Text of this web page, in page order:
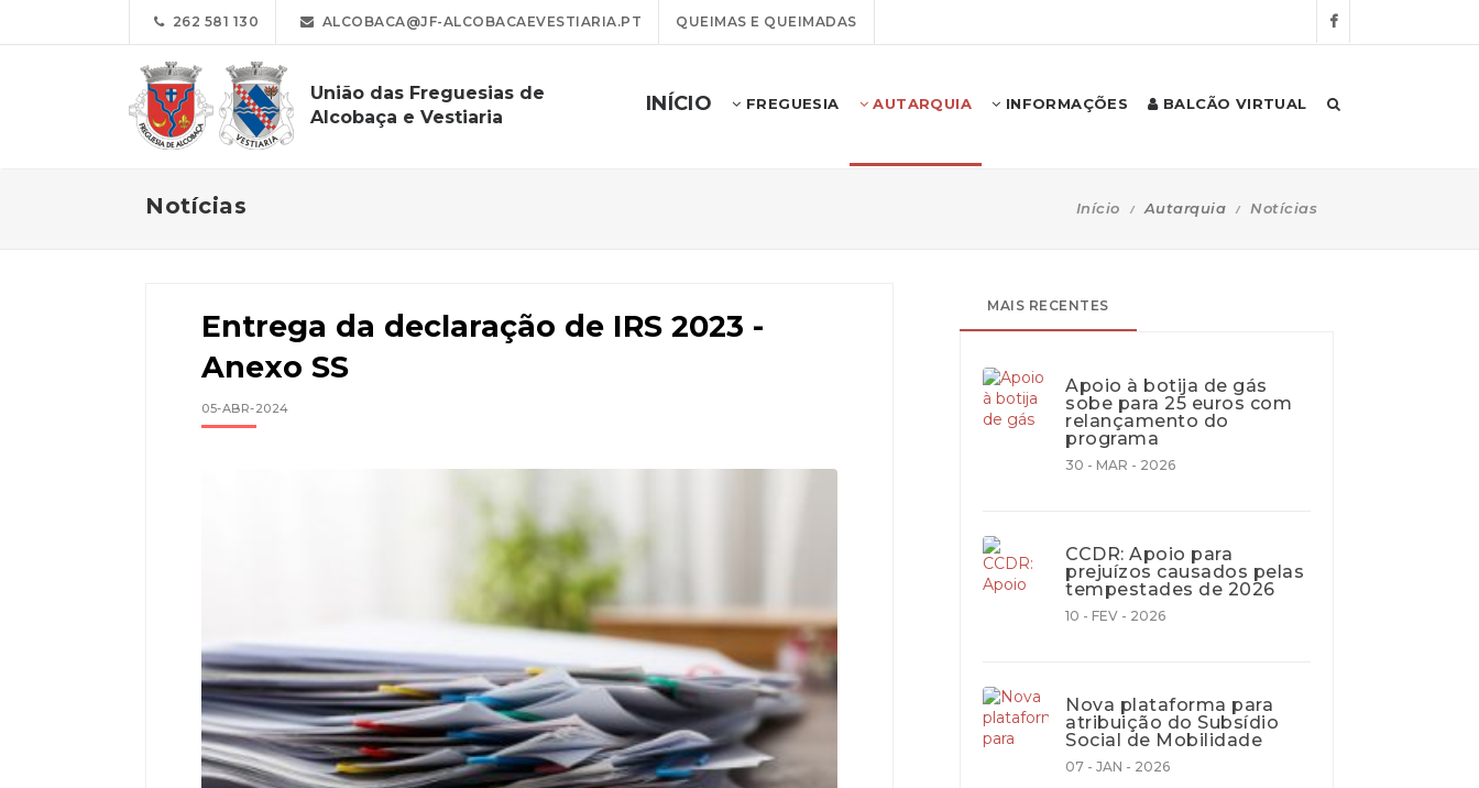
262 581 130 ALCOBACA@JF-ALCOBACAEVESTIARIA.PT QUEIMAS E QUEIMADAS
União das Freguesias de
Alcobaça e Vestiaria
INÍCIO FREGUESIA AUTARQUIA INFORMAÇÕES BALCÃO VIRTUAL
Notícias Início Autarquia Notícias
Entrega da declaração de IRS 2023 -
Anexo SS
05-ABR-2024
MAIS RECENTES
Apoio à botija de gás
sobe para 25 euros com
relançamento do
programa
30 - MAR - 2026
CCDR: Apoio para
prejuízos causados pelas
tempestades de 2026
10 - FEV - 2026
Nova plataforma para
atribuição do Subsídio
Social de Mobilidade
07 - JAN - 2026